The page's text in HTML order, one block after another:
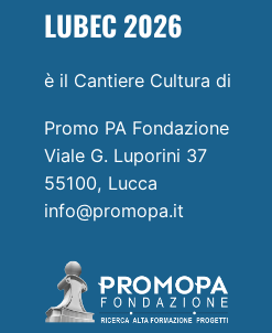
LUBEC 2026
è il Cantiere Cultura di
Promo PA Fondazione
Viale G. Luporini 37
55100, Lucca
info@promopa.it